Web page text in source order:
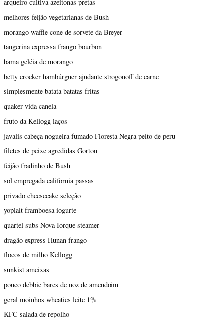
arqueiro cultiva azeitonas pretas
melhores feijão vegetarianas de Bush
morango waffle cone de sorvete da Breyer
tangerina expressa frango bourbon
bama geléia de morango
betty crocker hambúrguer ajudante strogonoff de carne
simplesmente batata batatas fritas
quaker vida canela
fruto da Kellogg laços
javalis cabeça nogueira fumado Floresta Negra peito de peru
filetes de peixe agredidas Gorton
feijão fradinho de Bush
sol empregada california passas
privado cheesecake seleção
yoplait framboesa iogurte
quartel subs Nova Iorque steamer
dragão express Hunan frango
flocos de milho Kellogg
sunkist ameixas
pouco debbie bares de noz de amendoim
geral moinhos wheaties leite 1%
KFC salada de repolho